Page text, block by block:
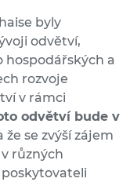
byly
odvětví,
hospodářských a
rozvoje
v rámci
odvětví bude v
že se zvýší zájem
různých